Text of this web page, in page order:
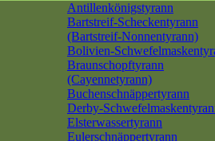
Antillenkönigstyrann
Bartstreif-Scheckentyrann
(Bartstreif-Nonnentyrann)
Bolivien-
Braunschopftyrann
(Cayennetyrann)
Buchenschnäppertyrann
Derby-
Elsterwassertyrann
Eulerschnäppertyrann